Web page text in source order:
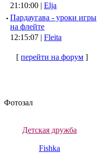
21:10:00 | Elja
· Пардаугава - уроки игры
на флейте
12:15:07 | Fleita
[перейти на форум ]
Фотозал
Детская дружба
Fishka